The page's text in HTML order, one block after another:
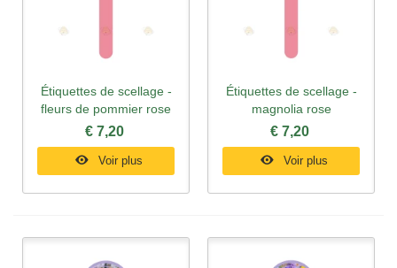
Étiquettes de scellage -
fleurs de pommier rose
€ 7,20
Voir plus
Étiquettes de scellage -
magnolia rose
€ 7,20
Voir plus